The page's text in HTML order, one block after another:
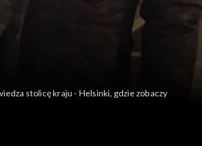
stolicę kraju - Helsinki, gdzie zobaczy